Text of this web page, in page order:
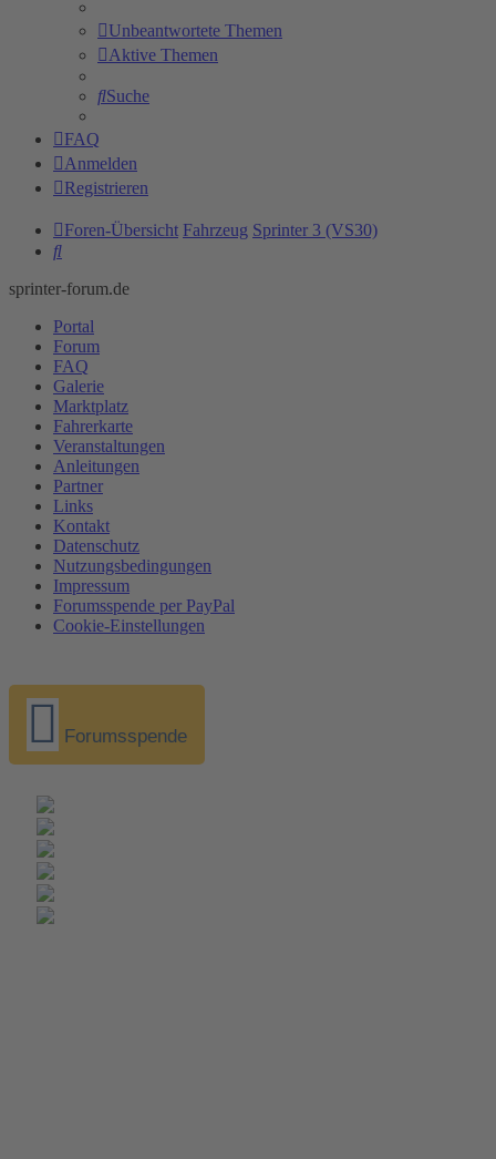
Unbeantwortete Themen
Aktive Themen
Suche
FAQ
Anmelden
Registrieren
Foren-Übersicht Fahrzeug Sprinter 3 (VS30)
Suche
sprinter-forum.de
Portal
Forum
FAQ
Galerie
Marktplatz
Fahrerkarte
Veranstaltungen
Anleitungen
Partner
Links
Kontakt
Datenschutz
Nutzungsbedingungen
Impressum
Forumsspende per PayPal
Cookie-Einstellungen
Forumsspende